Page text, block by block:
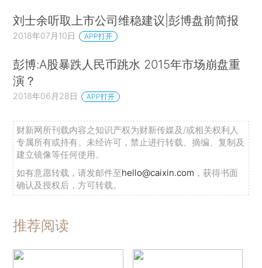
刘士余听取上市公司维稳建议|彭博盘前简报
2018年07月10日 APP打开
彭博:A股暴跌人民币跳水 2015年市场崩盘重
演？
2018年06月28日 APP打开
财新网所刊载内容之知识产权为财新传媒及/或相关权利人
专属所有或持有。未经许可，禁止进行转载、摘编、复制及
建立镜像等任何使用。
如有意愿转载，请发邮件至hello@caixin.com ，获得书面
确认及授权后，方可转载。
推荐阅读